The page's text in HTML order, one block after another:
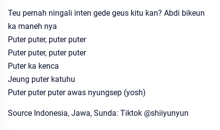
Teu pernah ningali inten gede geus kitu kan? Abdi bikeun
ka maneh nya
Puter puter, puter puter
Puter puter, puter puter
Puter ka kenca
Jeung puter katuhu
Puter puter puter awas nyungsep (yosh)
Source Indonesia, Jawa, Sunda: Tiktok @shiiyunyun